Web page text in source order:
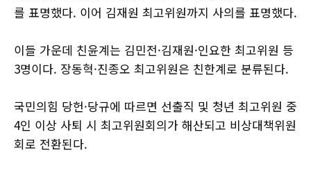
를 표명했다. 이어 김재원 최고위원까지 사의를 표명했다.
이들 가운데 친윤계는 김민전·김재원·인요한 최고위원 등
3명이다. 장동혁·진종오 최고위원은 친한계로 분류된다.
국민의힘 당헌·당규에 따르면 선출직 및 청년 최고위원 중
4인 이상 사퇴 시 최고위원회의가 해산되고 비상대책위원
회로 전환된다.